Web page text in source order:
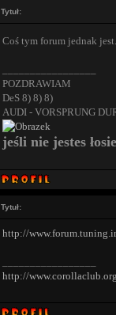
Tytuł:
Coś tym forum jednak
POZDRAWIAM
DeS 8) 8) 8)
AUDI - VORSPRUNG
jeśli nie jestes
Tytuł:
http://
http://